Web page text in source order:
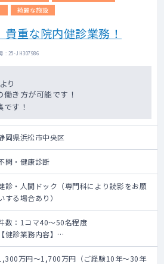
綺麗な施設
貴重な院内健診業務！
: 25-JH307986
り
働き方が可能です！
す！
岡県浜松市中央区
問・健康診断
診・人間ドック（専門科により読影をお願
する場合あり）
数：1コマ40～50名程度
【健診業務内容】
前：定期健診及び人間ドックなど、健診利
者の診察(問診・聴診) 、人間ドックの説明
万円～1,700万円（ご経験10年～30年